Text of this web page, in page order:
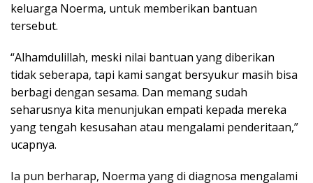
keluarga Noerma, untuk memberikan bantuan
tersebut.
“Alhamdulillah, meski nilai bantuan yang diberikan
tidak seberapa, tapi kami sangat bersyukur masih bisa
berbagi dengan sesama. Dan memang sudah
seharusnya kita menunjukan empati kepada mereka
yang tengah kesusahan atau mengalami penderitaan,”
ucapnya.
Ia pun berharap, Noerma yang di diagnosa mengalami